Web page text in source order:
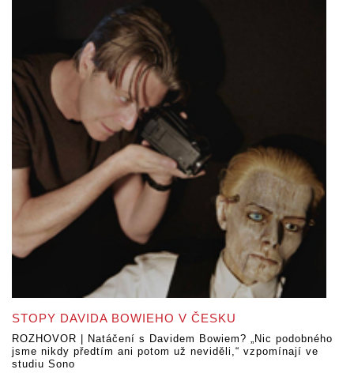
STOPY DAVIDA BOWIEHO V ČESKU
ROZHOVOR | Natáčení s Davidem Bowiem? „Nic podobného
jsme nikdy předtím ani potom už neviděli,“ vzpomínají ve
studiu Sono